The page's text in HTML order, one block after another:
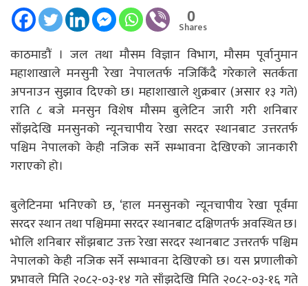
0
Shares
काठमाडौं । जल तथा मौसम विज्ञान विभाग, मौसम पूर्वानुमान
महाशाखाले मनसुनी रेखा नेपालतर्फ नजिकिँदै गरेकाले सतर्कता
अपनाउन सुझाव दिएको छ। महाशाखाले शुक्रबार (असार १३ गते)
राति ८ बजे मनसुन विशेष मौसम बुलेटिन जारी गरी शनिबार
साँझदेखि मनसुनको न्यूनचापीय रेखा सरदर स्थानबाट उत्तरतर्फ
पश्चिम नेपालको केही नजिक सर्ने सम्भावना देखिएको जानकारी
गराएको हो।
बुलेटिनमा भनिएको छ, ‘हाल मनसुनको न्यूनचापीय रेखा पूर्वमा
सरदर स्थान तथा पश्चिममा सरदर स्थानबाट दक्षिणतर्फ अवस्थित छ।
भोलि शनिबार साँझबाट उक्त रेखा सरदर स्थानबाट उत्तरतर्फ पश्चिम
नेपालको केही नजिक सर्ने सम्भावना देखिएको छ। यस प्रणालीको
प्रभावले मिति २०८२-०३-१४ गते साँझदेखि मिति २०८२-०३-१६ गते